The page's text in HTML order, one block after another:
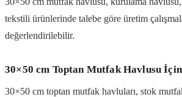
tekstili ürünlerinde talebe göre üretim
değerlendirilebilir.
30×50 cm Toptan Mutfak Havlusu
30×50 cm toptan mutfak havluları, stok